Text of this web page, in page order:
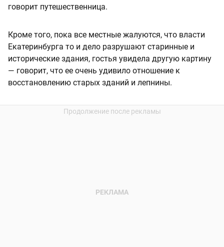
говорит путешественница.
Кроме того, пока все местные жалуются, что власти
Екатеринбурга то и дело разрушают старинные и
исторические здания, гостья увидела другую картину
— говорит, что ее очень удивило отношение к
восстановлению старых зданий и лепнины.